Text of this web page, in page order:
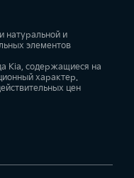
натуральной и
элементов
Kia, содержащиеся на
характер.
цен